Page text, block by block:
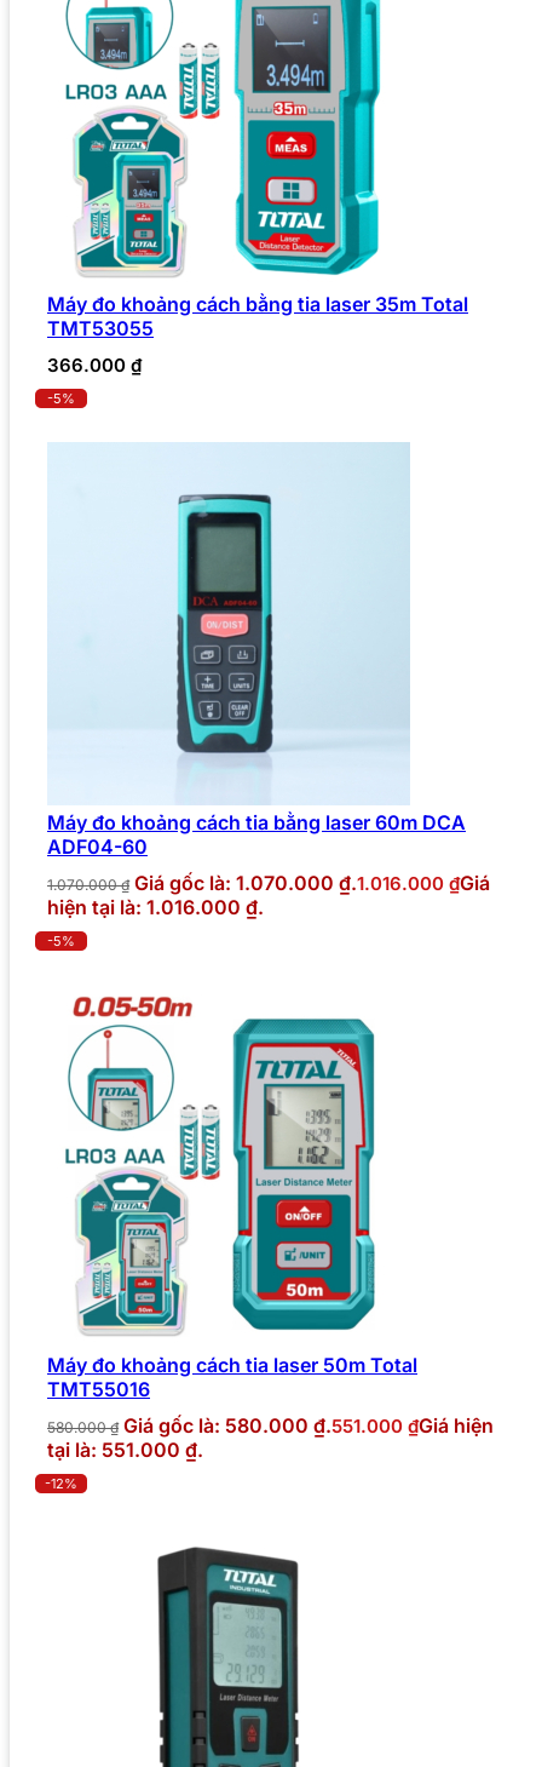
Máy đo khoảng cách bằng tia laser 35m Total
TMT53055
366.000 ₫
-5%
Máy đo khoảng cách tia bằng laser 60m DCA
ADF04-60
1.070.000₫ Giá gốc là: 1.070.000 ₫.1.016.000 ₫Giá
hiện tại là: 1.016.000 ₫.
-5%
Máy đo khoảng cách tia laser 50m Total
TMT55016
580.000₫ Giá gốc là: 580.000 ₫.551.000 ₫Giá hiện
tại là: 551.000 ₫.
-12%